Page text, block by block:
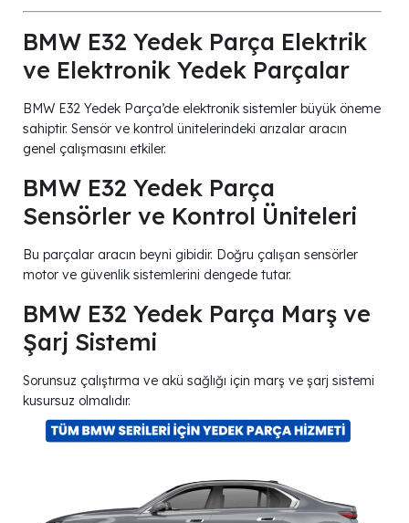
BMW E32 Yedek Parça Elektrik
ve Elektronik Yedek Parçalar
BMW E32 Yedek Parça’de elektronik sistemler büyük öneme
sahiptir. Sensör ve kontrol ünitelerindeki arızalar aracın
genel çalışmasını etkiler.
BMW E32 Yedek Parça
Sensörler ve Kontrol Üniteleri
Bu parçalar aracın beyni gibidir. Doğru çalışan sensörler
motor ve güvenlik sistemlerini dengede tutar.
BMW E32 Yedek Parça Marş ve
Şarj Sistemi
Sorunsuz çalıştırma ve akü sağlığı için marş ve şarj sistemi
kusursuz olmalıdır.